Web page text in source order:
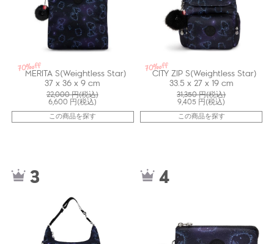
70%off
MERITA S(Weightless Star)
37 x 36 x 9 cm
22,000円(税込)
6,600 円(税込)
この商品を探す
70%off
CITY ZIP S(Weightless Star)
33.5 x 27 x 19 cm
31,350円(税込)
9,405 円(税込)
この商品を探す
3 4